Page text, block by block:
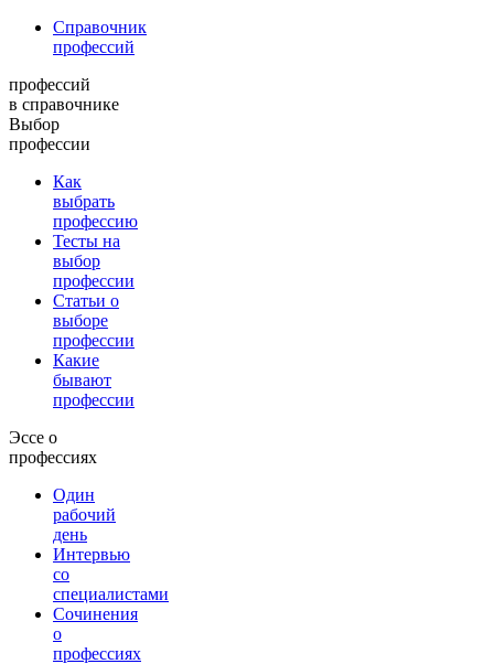
Справочник
профессий
профессий
в справочнике
Выбор
профессии
Как
выбрать
профессию
Тесты на
выбор
профессии
Статьи о
выборе
профессии
Какие
бывают
профессии
Эссе о
профессиях
Один
рабочий
день
Интервью
со
специалистами
Сочинения
о
профессиях